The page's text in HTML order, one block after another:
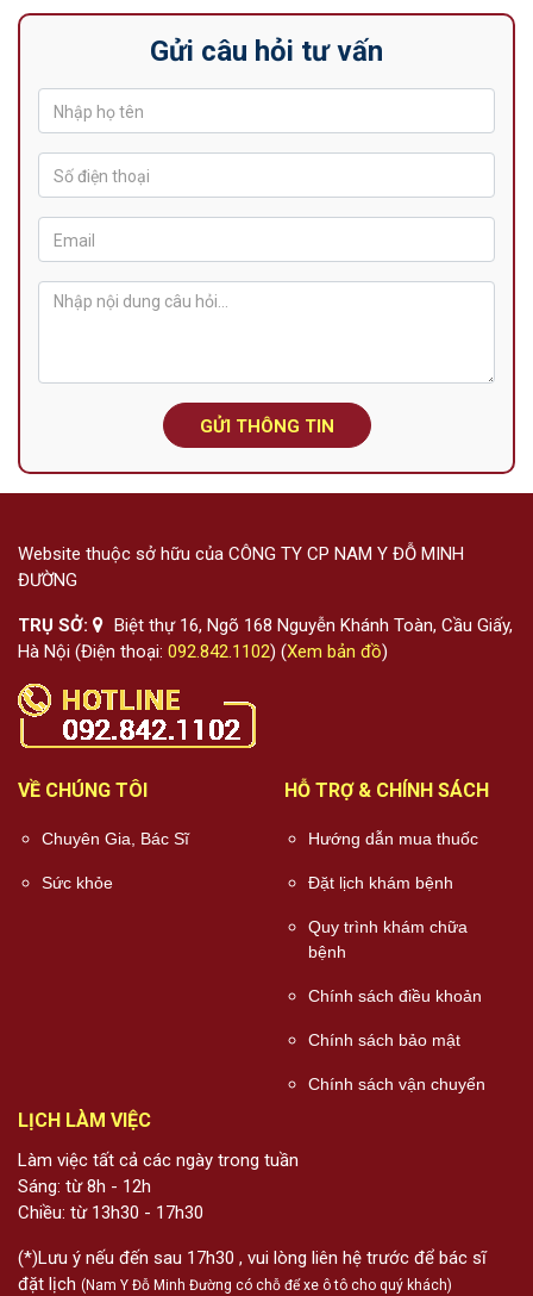
Gửi câu hỏi tư vấn
GỬI THÔNG TIN
Website thuộc sở hữu của CÔNG TY CP NAM Y ĐỖ MINH
ĐƯỜNG
TRỤ SỞ:
Biệt thự 16, Ngõ 168 Nguyễn Khánh Toàn, Cầu Giấy,
Hà Nội (Điện thoại: 092.842.1102) (Xem bản đồ)
VỀ CHÚNG TÔI
Chuyên Gia, Bác Sĩ
Sức khỏe
HỖ TRỢ & CHÍNH SÁCH
Hướng dẫn mua thuốc
Đặt lịch khám bệnh
Quy trình khám chữa
bệnh
Chính sách điều khoản
Chính sách bảo mật
Chính sách vận chuyển
LỊCH LÀM VIỆC
Làm việc tất cả các ngày trong tuần
Sáng: từ 8h - 12h
Chiều: từ 13h30 - 17h30
(*)Lưu ý nếu đến sau 17h30 , vui lòng liên hệ trước để bác sĩ
đặt lịch (Nam Y Đỗ Minh Đường có chỗ để xe ô tô cho quý khách)